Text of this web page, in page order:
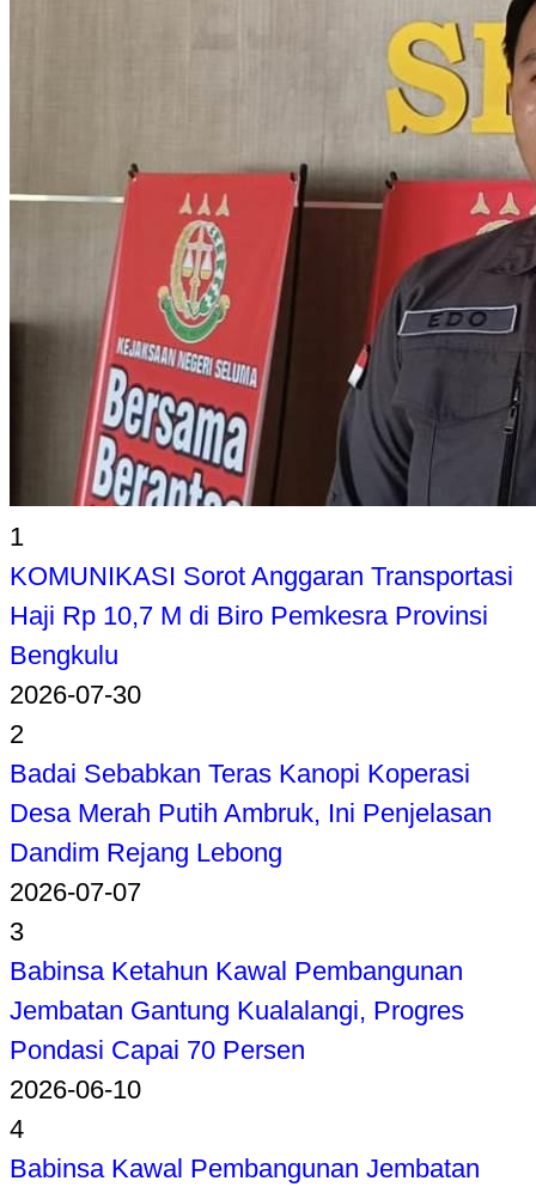
1
KOMUNIKASI Sorot Anggaran Transportasi
Haji Rp 10,7 M di Biro Pemkesra Provinsi
Bengkulu
2026-07-30
2
Badai Sebabkan Teras Kanopi Koperasi
Desa Merah Putih Ambruk, Ini Penjelasan
Dandim Rejang Lebong
2026-07-07
3
Babinsa Ketahun Kawal Pembangunan
Jembatan Gantung Kualalangi, Progres
Pondasi Capai 70 Persen
2026-06-10
4
Babinsa Kawal Pembangunan Jembatan